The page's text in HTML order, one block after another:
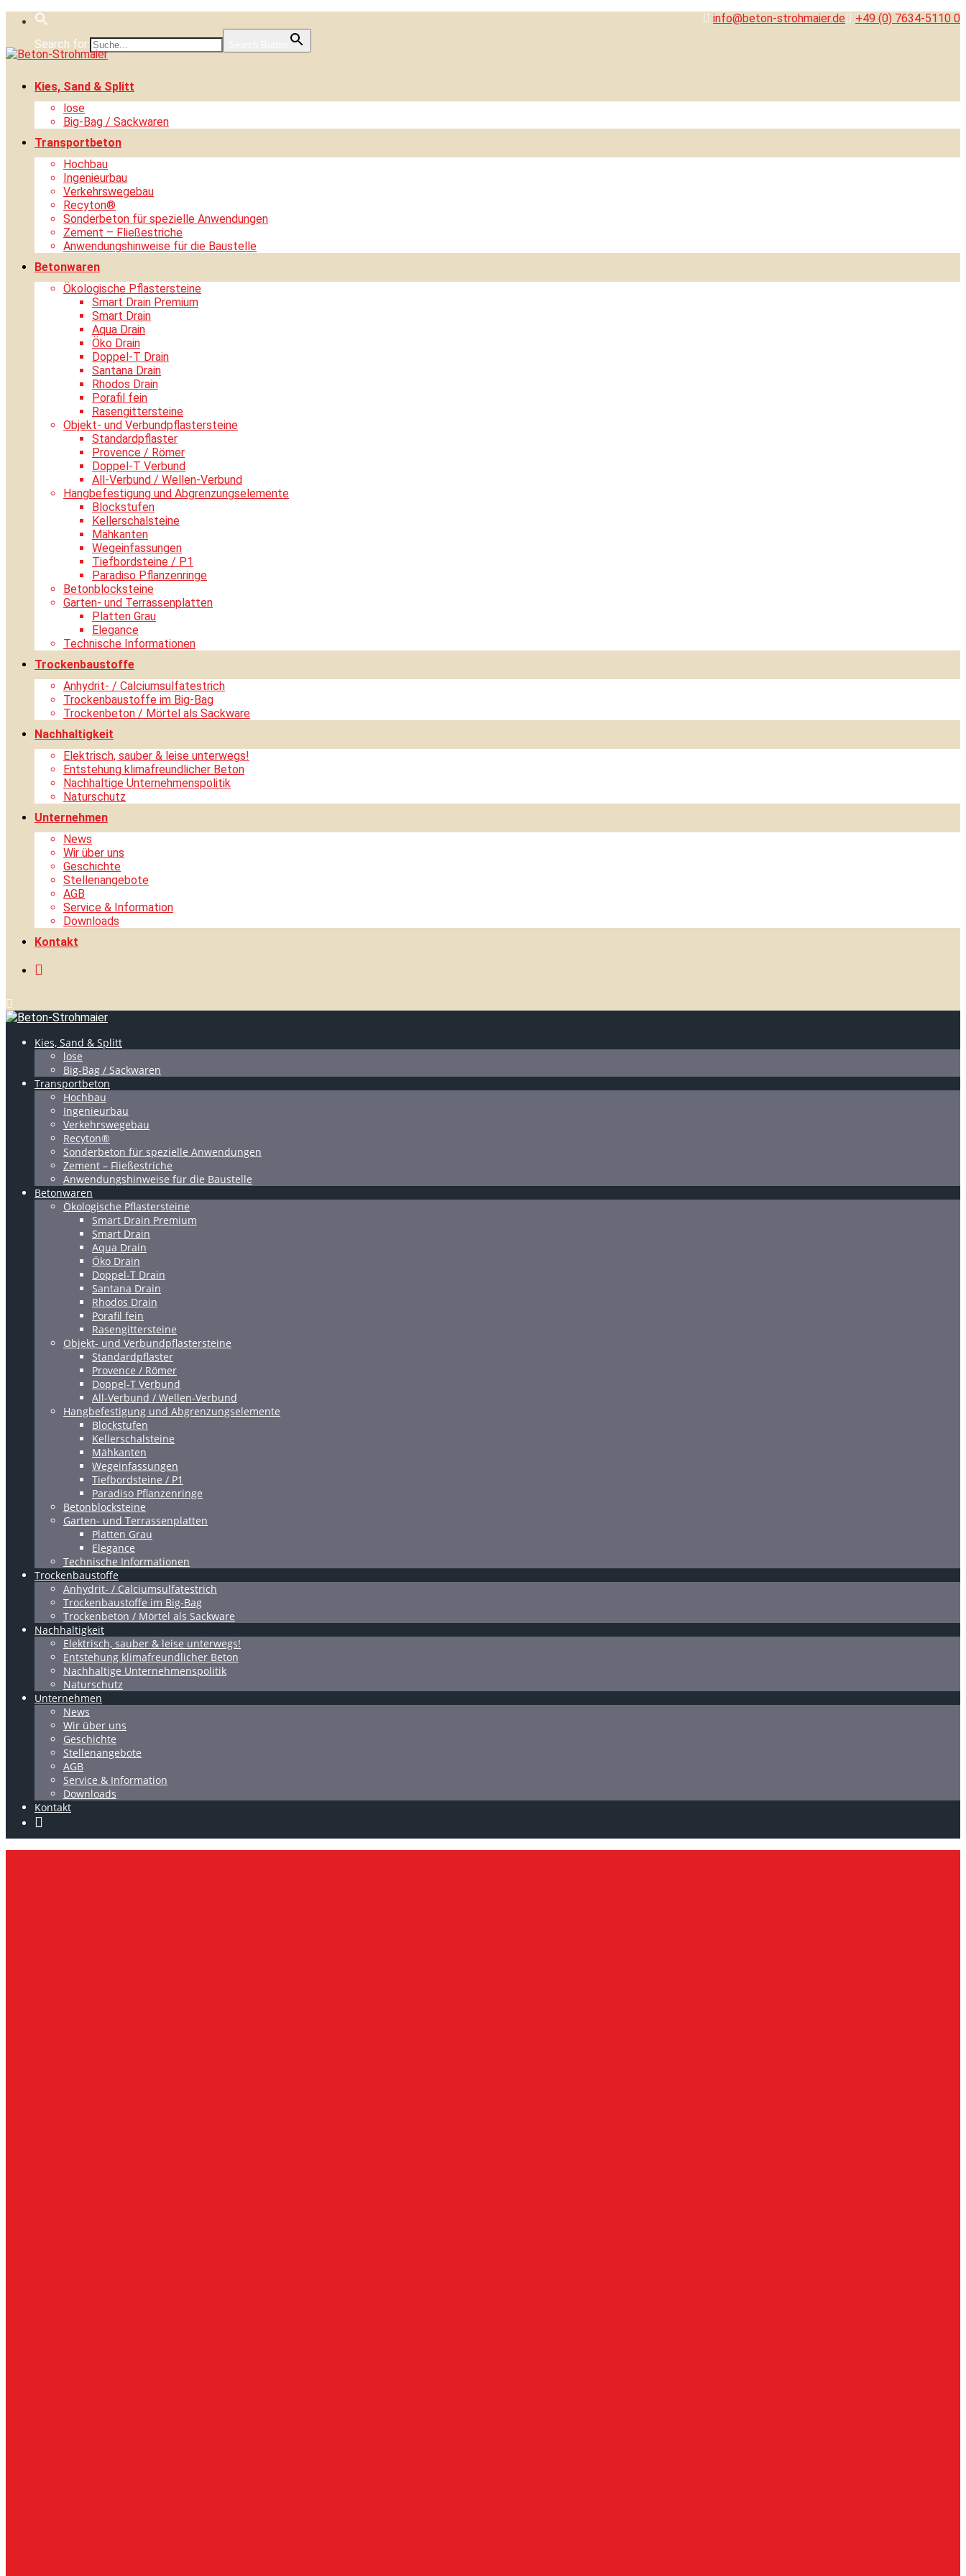
Skip
content
+49 (0) 7634-5110 0
info@beton-strohmaier.de
Search for:
Kies, Sand & Splitt
lose
Big-Bag / Sackwaren
Transportbeton
Hochbau
Ingenieurbau
Verkehrswegebau
Recyton®
Sonderbeton für spezielle Anwendungen
Zement – Fließestriche
Anwendungshinweise für die Baustelle
Betonwaren
Ökologische Pflastersteine
Smart Drain Premium
Smart Drain
Aqua Drain
Öko Drain
Doppel-T Drain
Santana Drain
Rhodos Drain
Porafil fein
Rasengittersteine
Objekt- und Verbundpflastersteine
Standardpflaster
Provence / Römer
Doppel-T Verbund
All-Verbund / Wellen-Verbund
Hangbefestigung und Abgrenzungselemente
Blockstufen
Kellerschalsteine
Mähkanten
Wegeinfassungen
Tiefbordsteine / P1
Paradiso Pflanzenringe
Betonblocksteine
Garten- und Terrassenplatten
Platten Grau
Elegance
Technische Informationen
Trockenbaustoffe
Anhydrit- / Calciumsulfatestrich
Trockenbaustoffe im Big-Bag
Trockenbeton / Mörtel als Sackware
Nachhaltigkeit
Elektrisch, sauber & leise unterwegs!
Entstehung klimafreundlicher Beton
Nachhaltige Unternehmenspolitik
Naturschutz
Unternehmen
News
Wir über uns
Geschichte
Stellenangebote
AGB
Service & Information
Downloads
Kontakt
Kies, Sand & Splitt
lose
Big-Bag / Sackwaren
Transportbeton
Hochbau
Ingenieurbau
Verkehrswegebau
Recyton®
Sonderbeton für spezielle Anwendungen
Zement – Fließestriche
Anwendungshinweise für die Baustelle
Betonwaren
Ökologische Pflastersteine
Smart Drain Premium
Smart Drain
Aqua Drain
Öko Drain
Doppel-T Drain
Santana Drain
Rhodos Drain
Porafil fein
Rasengittersteine
Objekt- und Verbundpflastersteine
Standardpflaster
Provence / Römer
Doppel-T Verbund
All-Verbund / Wellen-Verbund
Hangbefestigung und Abgrenzungselemente
Blockstufen
Kellerschalsteine
Mähkanten
Wegeinfassungen
Tiefbordsteine / P1
Paradiso Pflanzenringe
Betonblocksteine
Garten- und Terrassenplatten
Platten Grau
Elegance
Technische Informationen
Trockenbaustoffe
Anhydrit- / Calciumsulfatestrich
Trockenbaustoffe im Big-Bag
Trockenbeton / Mörtel als Sackware
Nachhaltigkeit
Elektrisch, sauber & leise unterwegs!
Entstehung klimafreundlicher Beton
Nachhaltige Unternehmenspolitik
Naturschutz
Unternehmen
News
Wir über uns
Geschichte
Stellenangebote
AGB
Service & Information
Downloads
Kontakt